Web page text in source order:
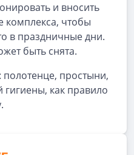
и вносить
комплекса, чтобы
в праздничные дни.
быть снята.
простыни,
гигиены, как правило